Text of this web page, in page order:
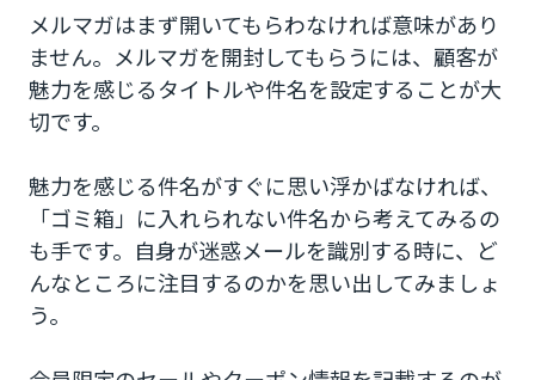
メルマガはまず開いてもらわなければ意味があり
ません。メルマガを開封してもらうには、顧客が
魅力を感じるタイトルや件名を設定することが大
切です。
魅力を感じる件名がすぐに思い浮かばなければ、
「ゴミ箱」に入れられない件名から考えてみるの
も手です。自身が迷惑メールを識別する時に、ど
んなところに注目するのかを思い出してみましょ
う。